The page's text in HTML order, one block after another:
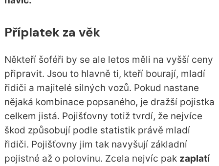
Příplatek za věk
Někteří šoféři by se ale letos měli na vyšší ceny
připravit. Jsou to hlavně ti, kteří bourají, mladí
řidiči a majitelé silných vozů. Pokud nastane
nějaká kombinace popsaného, je dražší pojistka
celkem jistá. Pojišťovny totiž tvrdí, že nejvíce
škod způsobují podle statistik právě mladí
řidiči. Pojišťovny jim tak navyšují základní
pojistné až o polovinu. Zcela nejvíc pak zaplatí